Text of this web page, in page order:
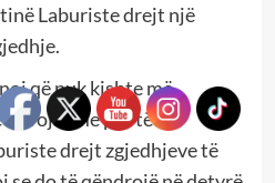
Laburiste drejt një
që nuk kishte më
për të
drejt zgjedhjeve të